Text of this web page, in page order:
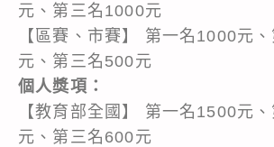
元、第三名1000元
【區賽、市賽】 第一名1000元
元、第三名500元
個人獎項：
【教育部全國】 第一名1500元
元、第三名600元